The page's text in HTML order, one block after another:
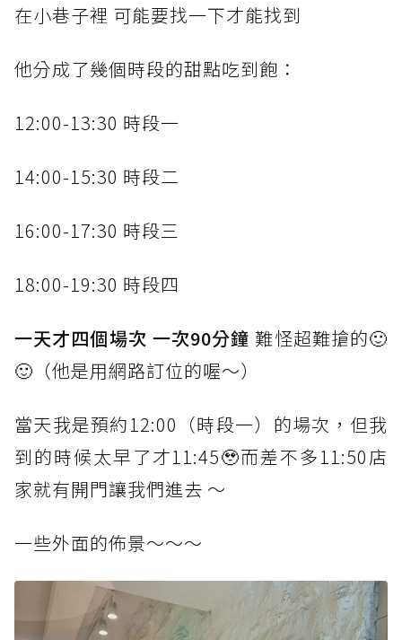
在小巷子裡 可能要找一下才能找到
他分成了幾個時段的甜點吃到飽：
12:00-13:30 時段一
14:00-15:30 時段二
16:00-17:30 時段三
18:00-19:30 時段四
一天才四個場次 一次90分鐘 難怪超難搶的🙂
🙂（他是用網路訂位的喔～）
當天我是預約12:00（時段一）的場次，但我
到的時候太早了才11:45🥹而差不多11:50店
家就有開門讓我們進去 ～
一些外面的佈景～～～